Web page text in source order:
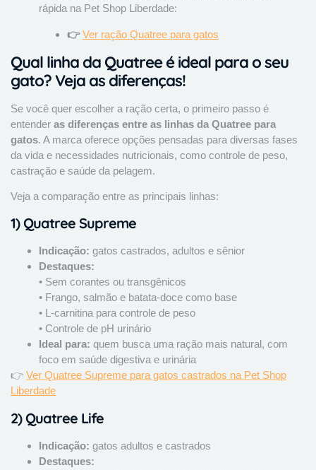
rápida na Pet Shop Liberdade:
👉Ver ração Quatree para gatos
Qual linha da Quatree é ideal para o seu
gato? Veja as diferenças!
Se você quer escolher a ração certa, o primeiro passo é
entender as diferenças entre as linhas da Quatree para
gatos. A marca oferece opções pensadas para diversas fases
da vida e necessidades nutricionais, como controle de peso,
castração e saúde da pelagem.
Veja a comparação entre as principais linhas:
1)Quatree Supreme
Indicação: gatos castrados, adultos e sênior
Destaques:
• Sem corantes ou transgênicos
• Frango, salmão e batata-doce como base
• L-carnitina para controle de peso
• Controle de pH urinário
Ideal para: quem busca uma ração mais natural, com
foco em saúde digestiva e urinária
👉 Ver Quatree Supreme para gatos castrados na Pet Shop
Liberdade
2)Quatree Life
Indicação: gatos adultos e castrados
Destaques: